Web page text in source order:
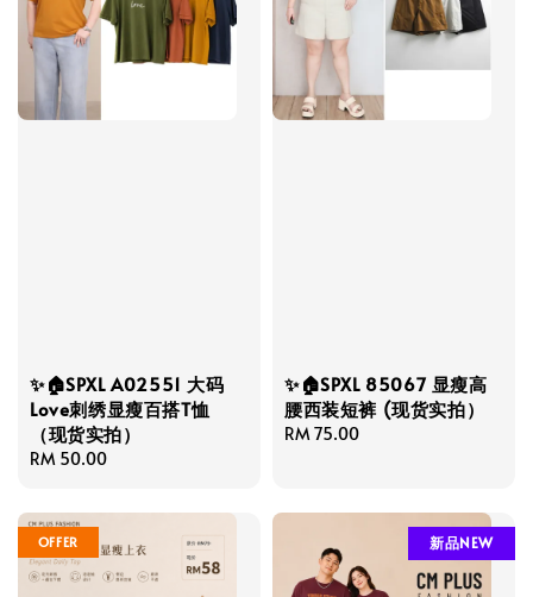
✨🏠SPXL A02551 大码
Love刺绣显瘦百搭T恤
（现货实拍）
Regular
RM 50.00
✨🏠SPXL 85067 显瘦高
腰西装短裤 (现货实拍）
Regular
RM 75.00
OFFER 新品NEW